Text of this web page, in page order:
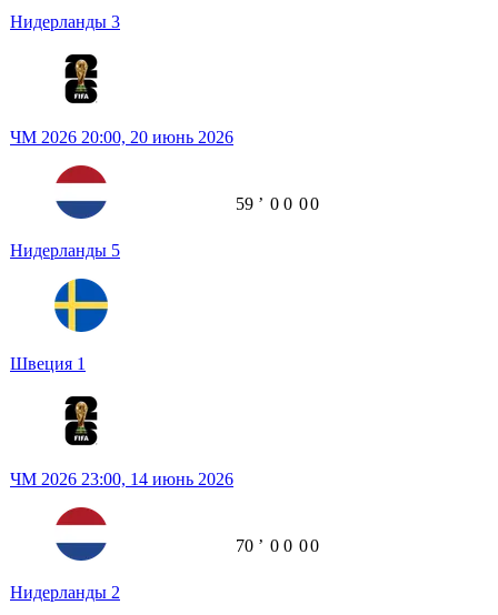
Нидерланды 3
ЧМ 2026 20:00, 20 июнь 2026
Нидерланды 5
Швеция 1
59 ʼ 0 0 00
ЧМ 2026 23:00, 14 июнь 2026
Нидерланды 2
70 ʼ 0 0 00